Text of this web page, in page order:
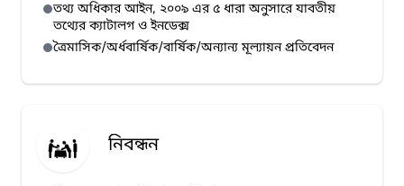
তথ্য অধিকার আইন, ২০০৯ এর ৫ ধারা অনুসারে যাবতীয়
তথ্যের ক্যাটালগ ও ইনডেক্স
ত্রৈমাসিক/অর্ধবার্ষিক/বার্ষিক/অন্যান্য মূল্যায়ন প্রতিবেদন
নিবন্ধন